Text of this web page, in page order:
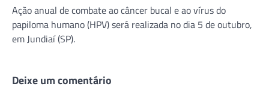
Ação anual de combate ao câncer bucal e ao vírus do
papiloma humano (HPV) será realizada no dia 5 de outubro,
em Jundiaí (SP).
Deixe um comentário